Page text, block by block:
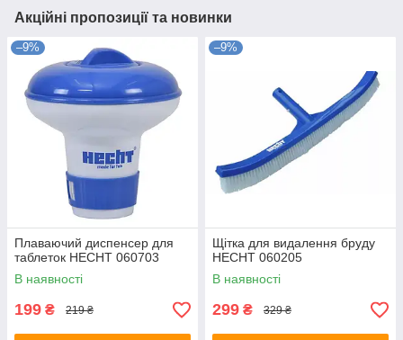
Акційні пропозиції та новинки
–9%
Плаваючий диспенсер для
таблеток HECHT 060703
В наявності
199 ₴ 219 ₴
–9%
Щітка для видалення бруду
HECHT 060205
В наявності
299 ₴ 329 ₴